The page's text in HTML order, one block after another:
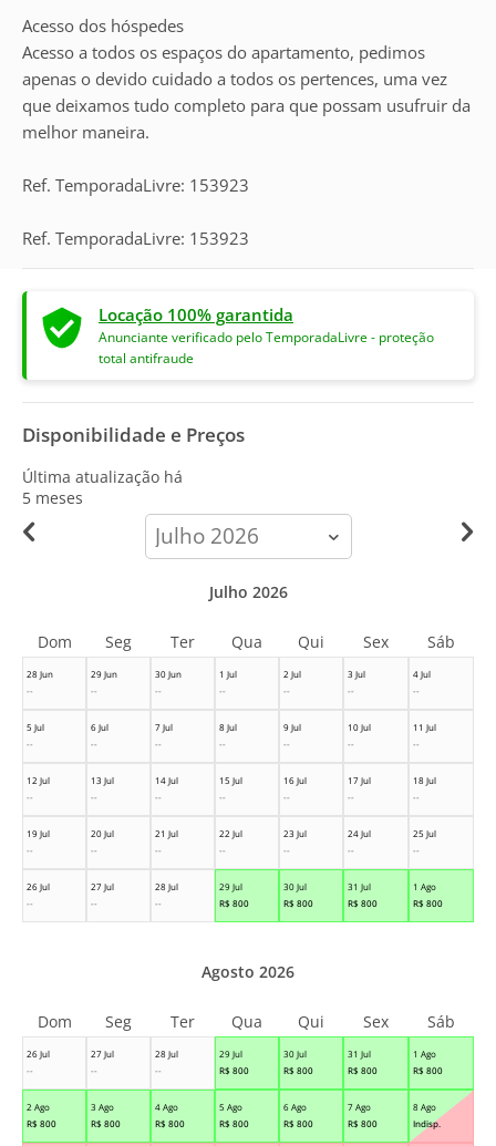
Acesso dos hóspedes
Acesso a todos os espaços do apartamento, pedimos
apenas o devido cuidado a todos os pertences, uma vez
que deixamos tudo completo para que possam usufruir da
melhor maneira.
Ref. TemporadaLivre: 153923
Ref. TemporadaLivre: 153923
Locação 100% garantida
Anunciante verificado pelo TemporadaLivre - proteção
total antifraude
Disponibilidade e Preços
Última atualização há
5 meses
calendar-
month
28 Jun
--
29 Jun
--
30 Jun
--
1 Jul
--
2 Jul
--
3 Jul
--
4 Jul
--
5 Jul
--
6 Jul
--
7 Jul
--
8 Jul
--
9 Jul
--
10 Jul
--
11 Jul
--
12 Jul
--
13 Jul
--
14 Jul
--
15 Jul
--
16 Jul
--
17 Jul
--
18 Jul
--
19 Jul
--
20 Jul
--
21 Jul
--
22 Jul
--
23 Jul
--
24 Jul
--
25 Jul
--
26 Jul
--
27 Jul
--
28 Jul
--
29 Jul
R$ 800
30 Jul
R$ 800
31 Jul
R$ 800
1 Ago
R$ 800
Julho 2026
Dom Seg Ter Qua Qui Sex Sáb
26 Jul
--
27 Jul
--
28 Jul
--
29 Jul
R$ 800
30 Jul
R$ 800
31 Jul
R$ 800
1 Ago
R$ 800
2 Ago
R$ 800
3 Ago
R$ 800
4 Ago
R$ 800
5 Ago
R$ 800
6 Ago
R$ 800
7 Ago
R$ 800
8 Ago
Indisp.
Agosto 2026
Dom Seg Ter Qua Qui Sex Sáb